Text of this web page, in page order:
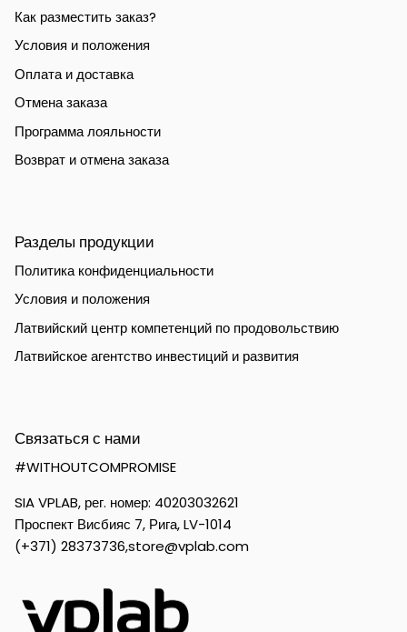
Как разместить заказ?
Условия и положения
Оплата и доставка
Отмена заказа
Программа лояльности
Возврат и отмена заказа
Разделы продукции
Политика конфиденциальности
Условия и положения
Латвийский центр компетенций по продовольствию
Латвийское агентство инвестиций и развития
Связаться с нами
#WITHOUTCOMPROMISE
SIA VPLAB, рег. номер: 40203032621
Проспект Висбияс 7, Рига, LV-1014
(+371) 28373736,store@vplab.com